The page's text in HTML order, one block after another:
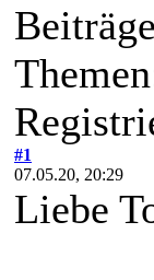
#1
07.05.20, 20:29
Liebe